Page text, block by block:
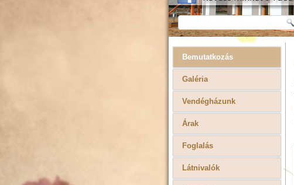
Bemutatkozás
Galéria
Vendégházunk
Árak
Foglalás
Látnivalók